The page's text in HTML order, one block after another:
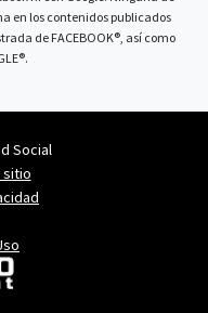
en los contenidos publicados
de FACEBOOK®, así como
Social
sitio